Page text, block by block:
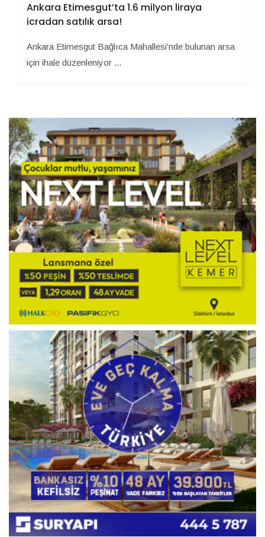
Ankara Etimesgut’ta 1.6 milyon liraya
icradan satılık arsa!
Ankara Etimesgut Bağlıca Mahallesi’nde bulunan arsa
için ihale düzenleniyor ...